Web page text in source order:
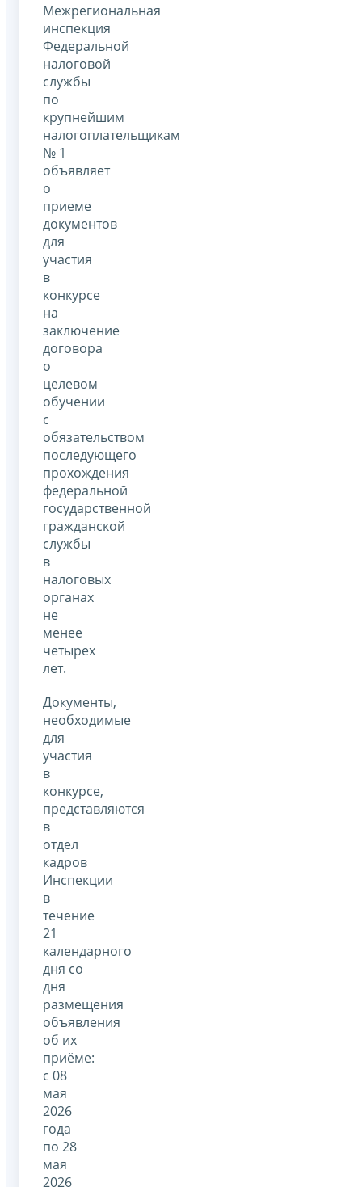
Межрегиональная
инспекция
Федеральной
налоговой
службы
по
крупнейшим
налогоплательщикам
№ 1
объявляет
о
приеме
документов
для
участия
в
конкурсе
на
заключение
договора
о
целевом
обучении
с
обязательством
последующего
прохождения
федеральной
государственной
гражданской
службы
в
налоговых
органах
не
менее
четырех
лет.
Документы,
необходимые
для
участия
в
конкурсе,
представляются
в
отдел
кадров
Инспекции
в
течение
21
календарного
дня со
дня
размещения
объявления
об их
приёме:
с 08
мая
2026
года
по 28
мая
2026